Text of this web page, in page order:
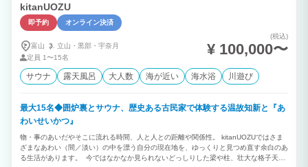
kitanUOZU
即予約 オンライン決済
富山 立山・ 黒部・ 宇奈月
定員 1〜15名
(税込)
¥ 100,000〜
サウナ 露天風呂 大人数 海が近い 海水浴 川遊び
最大15名◆囲炉裏とサウナ、歴史ある古民家で体験する温故知新と『あ
わいせいかつ』
物・事のあいだやそこに流れる時間、人と人との距離や関係性。 kitanUOZUではさま
ざまなあわい（間／淡い）の中を漂う自分の現在地を、ゆっくりと見つめ直す余白のあ
る生活があります。 今ではなかなか見られないどっしりした梁や柱、壮大な格子天井